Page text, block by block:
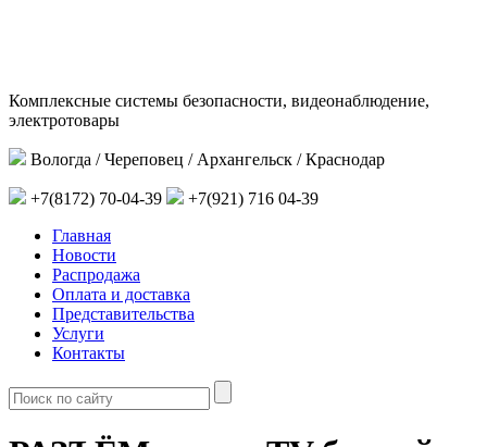
Комплексные системы безопасности, видеонаблюдение,
электротовары
Вологда / Череповец / Архангельск / Краснодар
+7(8172) 70-04-39
+7(921) 716 04-39
Главная
Новости
Распродажа
Оплата и доставка
Представительства
Услуги
Контакты